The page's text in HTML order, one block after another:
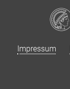
Impressum